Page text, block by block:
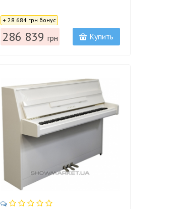
Цена:
+ 28 684 грн бонус
286 839 грн Купить